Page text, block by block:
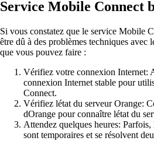
Service Mobile Connect
Si vous constatez que le service Mobile
être dû à des problèmes techniques avec
que vous pouvez faire :
Vérifiez votre connexion Internet:
connexion Internet stable pour
Connect.
Vérifiez létat du serveur Orange:
dOrange pour connaître létat du
Attendez quelques heures:
sont temporaires et se résolvent